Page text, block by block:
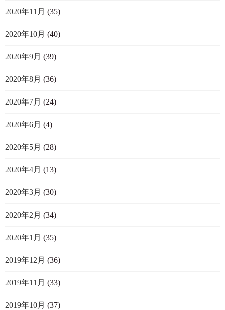
2020年11月 (35)
2020年10月 (40)
2020年9月 (39)
2020年8月 (36)
2020年7月 (24)
2020年6月 (4)
2020年5月 (28)
2020年4月 (13)
2020年3月 (30)
2020年2月 (34)
2020年1月 (35)
2019年12月 (36)
2019年11月 (33)
2019年10月 (37)